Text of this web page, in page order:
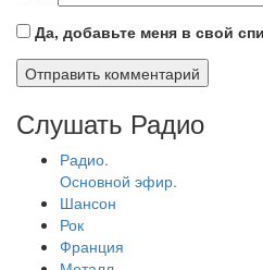
Да, добавьте меня в свой
Слушать Радио
Радио.
Основной эфир.
Шансон
Рок
Франция